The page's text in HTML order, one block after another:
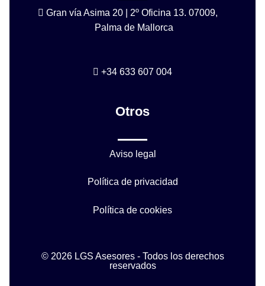
Gran vía Asima 20 | 2º Oficina 13. 07009,
Palma de Mallorca
+34 633 607 004
Otros
Aviso legal
Política de privacidad
Política de cookies
© 2026 LGS Asesores - Todos los derechos
reservados